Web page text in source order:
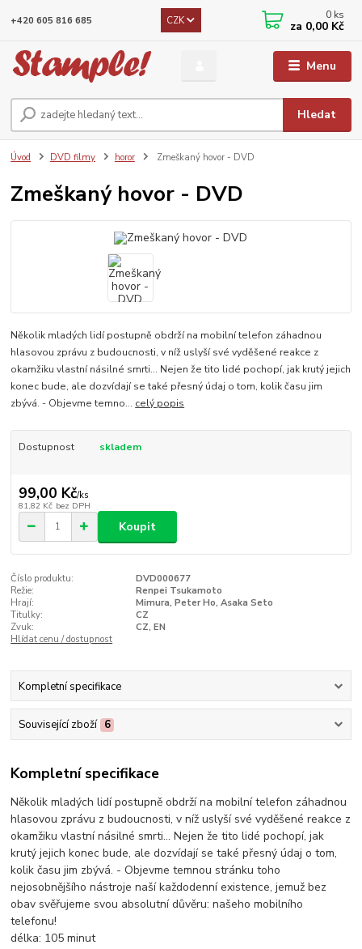
Menu
CZK
Hledat
+420 605 816 685 0 ks
za 0,00 Kč
Úvod DVD filmy horor Zmeškaný hovor - DVD
Zmeškaný hovor - DVD
Několik mladých lidí postupně obdrží na mobilní telefon záhadnou
hlasovou zprávu z budoucnosti, v níž uslyší své vyděšené reakce z
okamžiku vlastní násilné smrti... Nejen že tito lidé pochopí, jak krutý jejich
konec bude, ale dozvídají se také přesný údaj o tom, kolik času jim
zbývá. - Objevme temno... celý popis
Dostupnost skladem
99,00 Kč/ks
81,82 Kč bez DPH
Koupit
Číslo produktu:
DVD000677
Režie:
Renpei Tsukamoto
Hrají:
Mimura, Peter Ho, Asaka Seto
Titulky:
CZ
Zvuk:
CZ, EN
Hlídat cenu / dostupnost
Kompletní specifikace
Související zboží 6
Kompletní specifikace
Několik mladých lidí postupně obdrží na mobilní telefon záhadnou
hlasovou zprávu z budoucnosti, v níž uslyší své vyděšené reakce z
okamžiku vlastní násilné smrti... Nejen že tito lidé pochopí, jak
krutý jejich konec bude, ale dozvídají se také přesný údaj o tom,
kolik času jim zbývá. - Objevme temnou stránku toho
nejosobnějšího nástroje naší každodenní existence, jemuž bez
obav svěřujeme svou absolutní důvěru: našeho mobilního
telefonu!
délka: 105 minut